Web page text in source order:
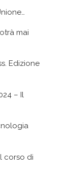
mai
Edizione
– Il
corso di